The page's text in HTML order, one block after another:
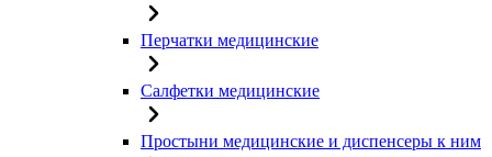
Перчатки медицинские
Салфетки медицинские
Простыни медицинские и диспенсеры к ним